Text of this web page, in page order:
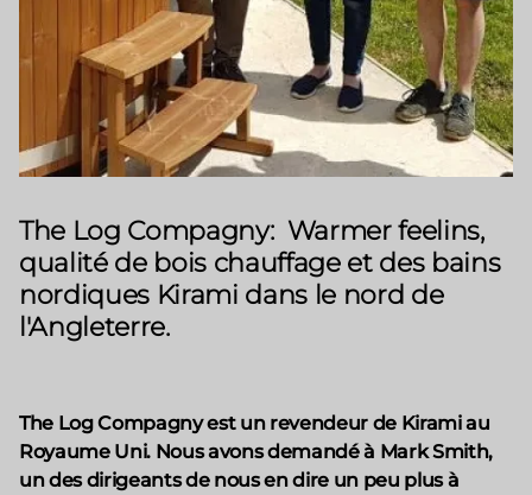
The Log Compagny: Warmer feelins,
qualité de bois chauffage et des bains
nordiques Kirami dans le nord de
l'Angleterre.
The Log Compagny est un revendeur de Kirami au
Royaume Uni. Nous avons demandé à Mark Smith,
un des dirigeants de nous en dire un peu plus à